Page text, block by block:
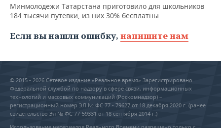
Минмолодежи Татарстана приготовило для школьников
184 тысячи путевки, из них 30% бесплатны
Если вы нашли ошибку, напишите нам
© 2015 - 2026 Сетевое издание «Реальное время» Зарегистрировано
Федеральной службой по надзору в сфере связи, информационных
технологий и массовых коммуникаций (Роскомнадзор) –
регистрационный номер ЭЛ № ФС 77 - 79627 от 18 декабря 2020 г. (ранее
свидетельство Эл № ФС 77-59331 от 18 сентября 2014 г.)